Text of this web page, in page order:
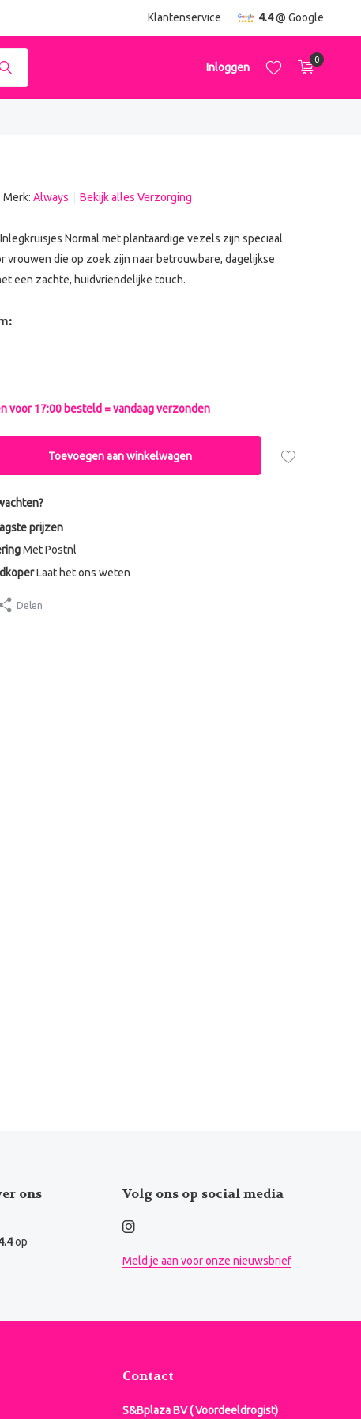
Klantenservice 4.4@ Google
Inloggen
0
Merk: Always Bekijk alles Verzorging
Normal met plantaardige vezels zijn speciaal
vrouwen die op zoek zijn naar betrouwbare, dagelijkse
een zachte, huidvriendelijke touch.
voor 17:00 besteld = vandaag verzonden
Toevoegen aan winkelwagen
prijzen
Met Postnl
Laat het ons weten
Delen
ons
op
Volg ons op social media
Meld je aan voor onze nieuwsbrief
Contact
S&Bplaza BV ( Voordeeldrogist)